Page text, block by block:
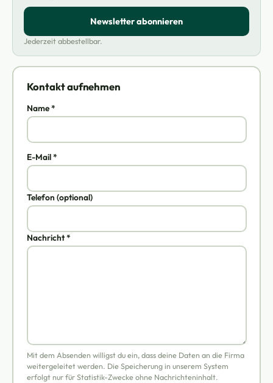
Kontakt aufnehmen
Name *
E-Mail *
Telefon (optional)
Nachricht *
Mit dem Absenden willigst du ein, dass deine Daten an die Firma
weitergeleitet werden. Die Speicherung in unserem System
erfolgt nur für Statistik-Zwecke ohne Nachrichteninhalt.
Newsletter abonnieren
Jederzeit abbestellbar.